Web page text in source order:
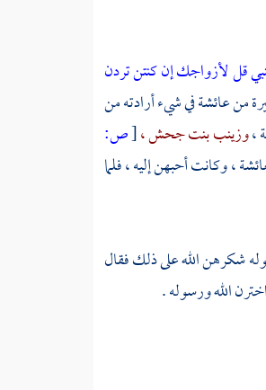
قل لأزواجك إن كنتن تردن
منعائشةفي شيء أرادته من
،وزينب بنت جحش ،[ص:
، وكانتأحبهن إليه ، فلما
شكرهن الله على ذلك فقال
الله ورسوله .